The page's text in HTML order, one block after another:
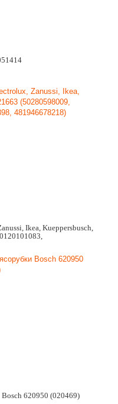
Ikea, Kueppersbusch,
Bosch 620950 (020469)